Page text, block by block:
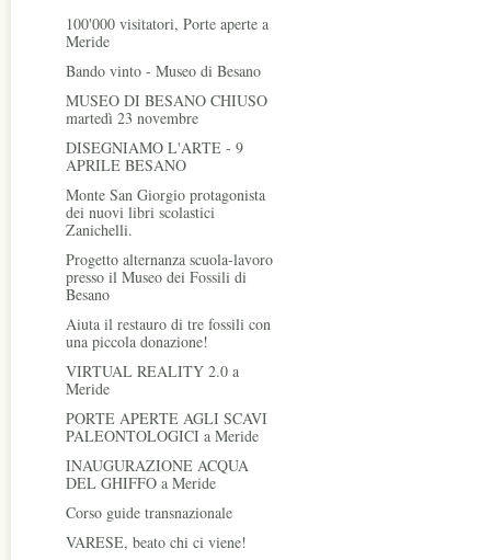
100'000 visitatori, Porte aperte a
Meride
Bando vinto - Museo di Besano
MUSEO DI BESANO CHIUSO
martedì 23 novembre
DISEGNIAMO L'ARTE - 9
APRILE BESANO
Monte San Giorgio protagonista
dei nuovi libri scolastici
Zanichelli.
Progetto alternanza scuola-lavoro
presso il Museo dei Fossili di
Besano
Aiuta il restauro di tre fossili con
una piccola donazione!
VIRTUAL REALITY 2.0 a
Meride
PORTE APERTE AGLI SCAVI
PALEONTOLOGICI a Meride
INAUGURAZIONE ACQUA
DEL GHIFFO a Meride
Corso guide transnazionale
VARESE, beato chi ci viene!